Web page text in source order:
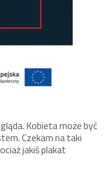
Kobieta może być
Czekam na taki
jakiś plakat